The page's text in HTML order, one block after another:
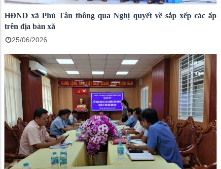
HĐND xã Phú Tân thông qua Nghị quyết về sắp xếp các ấp
trên địa bàn xã
25/06/2026